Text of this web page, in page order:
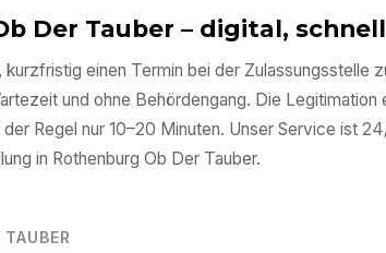
Der Tauber – digital,
einen Termin bei der Zulassungsstelle
und ohne Behördengang. Die
Regel nur 10–20 Minuten. Unser Service ist
in Rothenburg Ob Der Tauber.